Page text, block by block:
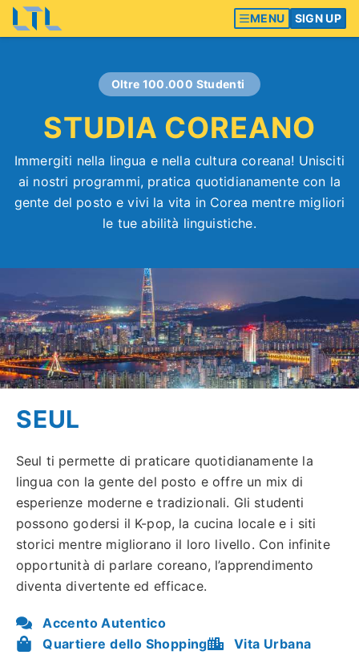
MENU SIGN UP
Oltre 100.000 Studenti
STUDIA COREANO
Immergiti nella lingua e nella cultura coreana! Unisciti
ai nostri programmi, pratica quotidianamente con la
gente del posto e vivi la vita in Corea mentre migliori
le tue abilità linguistiche.
SEUL
Seul ti permette di praticare quotidianamente la
lingua con la gente del posto e offre un mix di
esperienze moderne e tradizionali. Gli studenti
possono godersi il K-pop, la cucina locale e i siti
storici mentre migliorano il loro livello. Con infinite
opportunità di parlare coreano, l’apprendimento
diventa divertente ed efficace.
Accento Autentico
Quartiere dello Shopping
Vita Urbana